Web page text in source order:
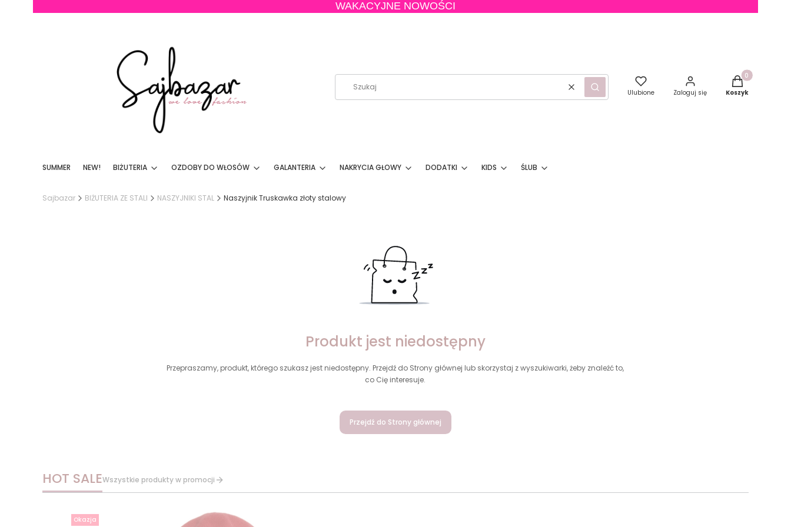
WAKACYJNE NOWOŚCI
WyczyśćSzukaj Ulubione Zaloguj się
Produkty w
Koszyk
SUMMER NEW! BIŻUTERIA OZDOBY DO WŁOSÓW GALANTERIA NAKRYCIA GŁOWY DODATKI KIDS ŚLUB
Sajbazar BIŻUTERIA ZE STALI NASZYJNIKI STAL Naszyjnik Truskawka złoty stalowy
Produkt jest niedostępny
Przepraszamy, produkt, którego szukasz jest niedostępny. Przejdź do Strony głównej lub skorzystaj z wyszukiwarki, żeby znaleźć to,
co Cię interesuje.
Przejdź do Strony głównej
HOT SALEWszystkie produkty w promocji
Okazja